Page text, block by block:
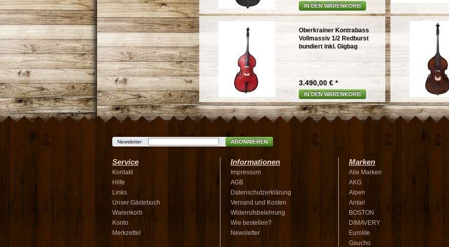
IN DEN WARENKORB
Oberkrainer Kontrabass
Vollmassiv 1/2 Redburst
bundiert inkl. Gigbag
3.490,00 € *
IN DEN WARENKORB
Newsletter ABONNIEREN
Service
Kontakt
Hilfe
Links
Unser Gästebuch
Warenkorb
Konto
Merkzettel
Informationen
Impressum
AGB
Datenschutzerklärung
Versand und Kosten
Widerrufsbelehrung
Wie bestellen?
Newsletter
Marken
Alle Marken
AKG
Alpen
Antari
BOSTON
DIMAVERY
Eurolite
Gaucho